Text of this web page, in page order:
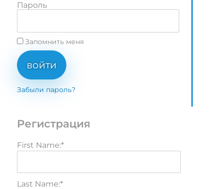
Пароль
Запомнить меня
войти
Забыли пароль?
Регистрация
First Name:*
Last Name:*